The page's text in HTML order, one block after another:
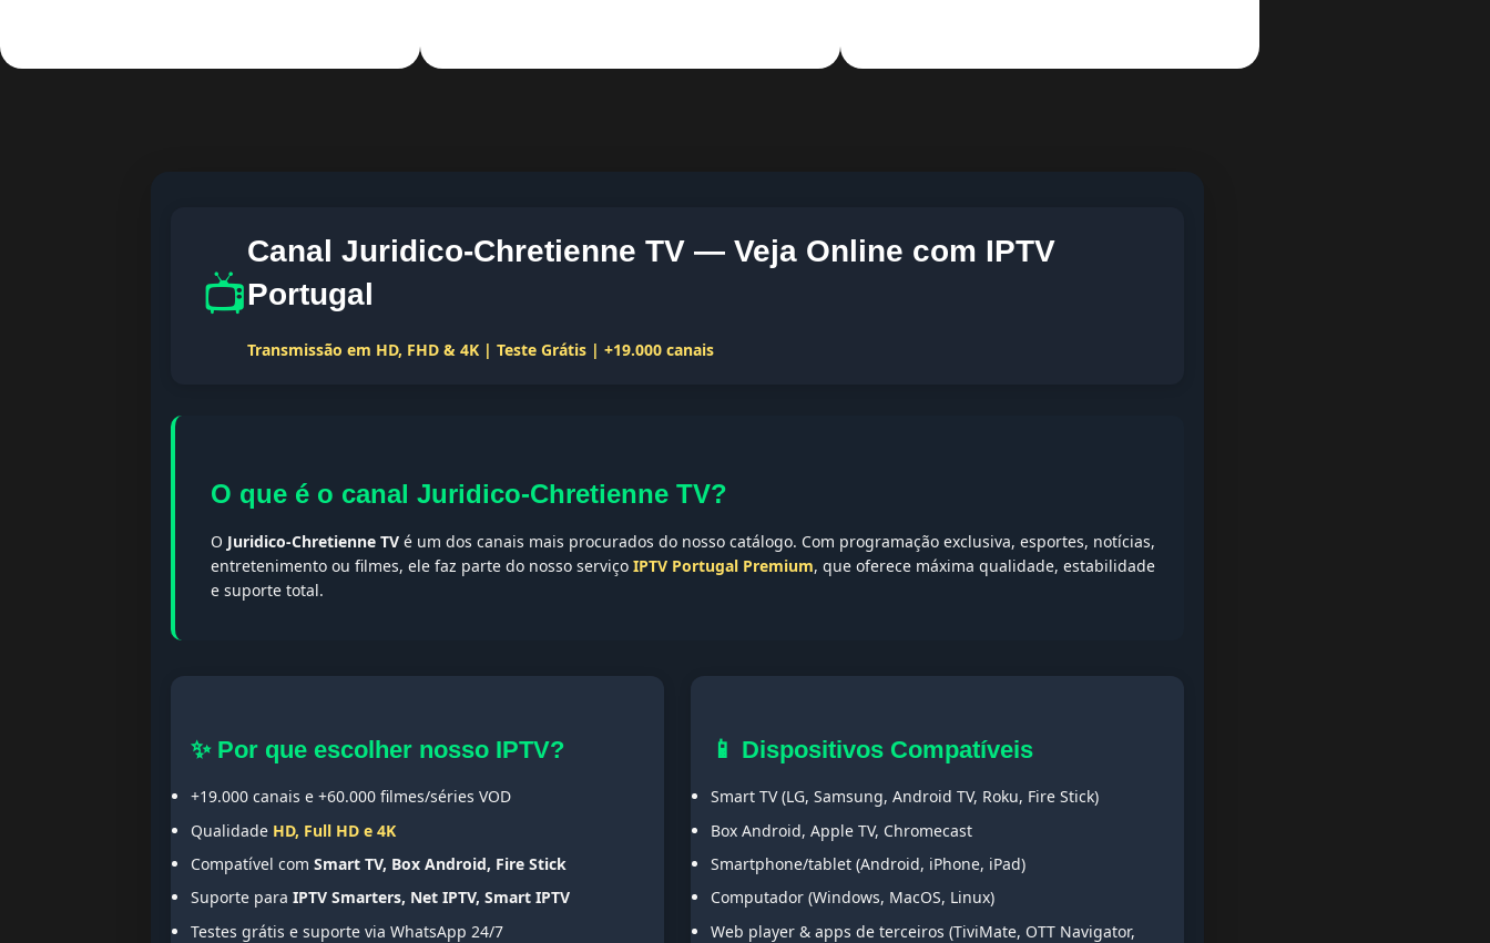
📺
Canal Juridico-Chretienne TV — Veja Online com IPTV
Portugal
Transmissão em HD, FHD & 4K | Teste Grátis | +19.000 canais
O que é o canal Juridico-Chretienne TV?
O Juridico-Chretienne TV é um dos canais mais procurados do nosso catálogo. Com programação exclusiva, esportes, notícias,
entretenimento ou filmes, ele faz parte do nosso serviço IPTV Portugal Premium, que oferece máxima qualidade, estabilidade
e suporte total.
✨ Por que escolher nosso IPTV?
+19.000 canais e +60.000 filmes/séries VOD
Qualidade HD, Full HD e 4K
Compatível com Smart TV, Box Android, Fire Stick
Suporte para IPTV Smarters, Net IPTV, Smart IPTV
Testes grátis e suporte via WhatsApp 24/7
📱 Dispositivos Compatíveis
Smart TV (LG, Samsung, Android TV, Roku, Fire Stick)
Box Android, Apple TV, Chromecast
Smartphone/tablet (Android, iPhone, iPad)
Computador (Windows, MacOS, Linux)
Web player & apps de terceiros (TiviMate, OTT Navigator,